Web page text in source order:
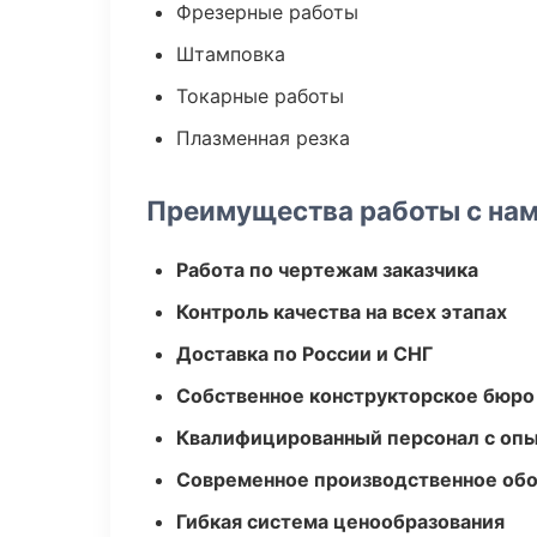
Фрезерные работы
Штамповка
Токарные работы
Плазменная резка
Преимущества работы с
Работа по чертежам заказчика
Контроль качества на всех этапах
Доставка по России и СНГ
Собственное конструкторское бюро
Квалифицированный персонал с
Современное производственное
Гибкая система ценообразования